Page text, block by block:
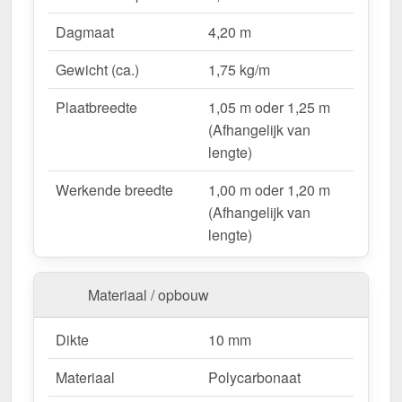
Lichtdoorlatend– Ca. 57 % natuurlijk licht.
UV-bestendig & weerproof – Bestand tegen
zon, regen & hagel.
Montageklaar geleverd– Inclusief bevestiging &
eenvoudig te plaatsen.
– 1,05 m oder 1,25 m
Garantie– 10 jaar op materiaalkwaliteit voor
betrouwbaarheid.
Ideal für folgende Anwendungen:
Hallen & loodsenhallen– Lichtstraat voor
industriële toepassingen.
Droogloop & deurluifels– Natuurlijk licht &
bescherming.
Carports & bootoverkappingen
– Robuust &
weersbestendig.
Dagmaat
4,20 m
Gewicht (ca.)
1,75 kg/m
Plaatbreedte
1,05 m oder 1,25 m
(Afhangelijk van
lengte)
Werkende breedte
1,00 m oder 1,20 m
(Afhangelijk van
lengte)
Materiaal / opbouw
Dikte
10 mm
Materiaal
Polycarbonaat